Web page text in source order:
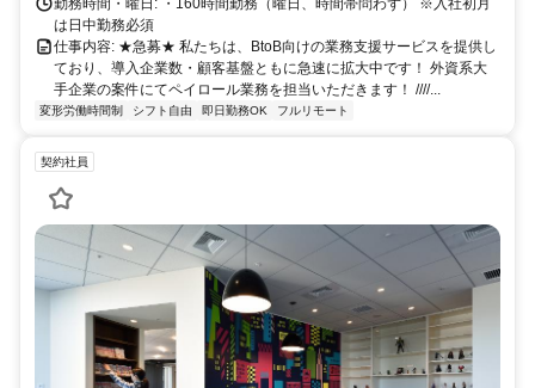
勤務時間・曜日: ・160時間勤務（曜日、時間帯問わず） ※入社初月
は日中勤務必須
仕事内容: ★急募★ 私たちは、BtoB向けの業務支援サービスを提供し
ており、導入企業数・顧客基盤ともに急速に拡大中です！ 外資系大
手企業の案件にてペイロール業務を担当いただきます！ ////...
変形労働時間制 シフト自由 即日勤務OK フルリモート
契約社員